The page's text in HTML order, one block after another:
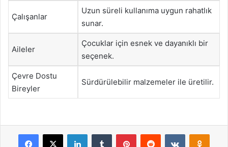
Çalışanlar
Uzun süreli kullanıma uygun rahatlık
sunar.
Aileler
Çocuklar için esnek ve dayanıklı bir
seçenek.
Çevre Dostu
Bireyler
Sürdürülebilir malzemeler ile üretilir.
Facebook
X LinkedInTumblr PinterestReddit VKontakte